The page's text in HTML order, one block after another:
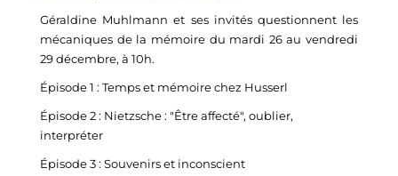
Géraldine Muhlmann et ses invités questionnent les
mécaniques de la mémoire du mardi 26 au vendredi
29 décembre, à 10h.
Épisode 1 : Temps et mémoire chez Husserl
Épisode 2 : Nietzsche : "Être affecté", oublier,
interpréter
Épisode 3 : Souvenirs et inconscient